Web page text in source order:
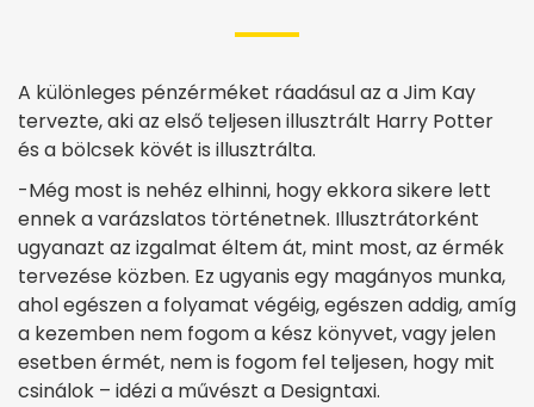
A különleges pénzérméket ráadásul az a Jim Kay
tervezte, aki az első teljesen illusztrált Harry Potter
és a bölcsek kövét is illusztrálta.
-Még most is nehéz elhinni, hogy ekkora sikere lett
ennek a varázslatos történetnek. Illusztrátorként
ugyanazt az izgalmat éltem át, mint most, az érmék
tervezése közben. Ez ugyanis egy magányos munka,
ahol egészen a folyamat végéig, egészen addig, amíg
a kezemben nem fogom a kész könyvet, vagy jelen
esetben érmét, nem is fogom fel teljesen, hogy mit
csinálok – idézi a művészt a Designtaxi.